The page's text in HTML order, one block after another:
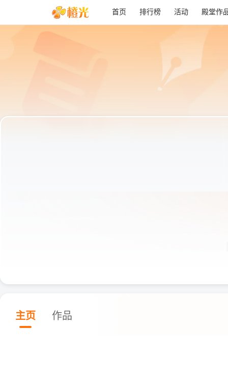
首页 排行榜 活动 殿堂作
主页 作品